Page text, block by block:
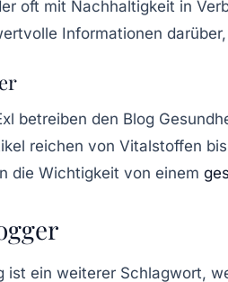
oft mit Nachhaltigkeit in
Informationen
betreiben den Blog
reichen von Vitalstoffen
die Wichtigkeit von einem
ist ein weiterer Schlagwort,